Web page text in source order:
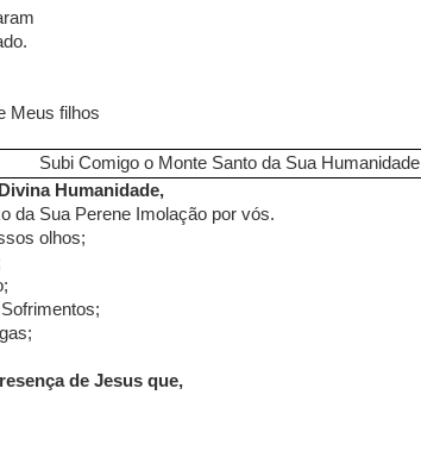
Meus filhos
Subi Comigo o Monte Santo da Sua Humanidade
Humanidade,
da Sua Perene Imolação por vós.
olhos;
de Jesus que,